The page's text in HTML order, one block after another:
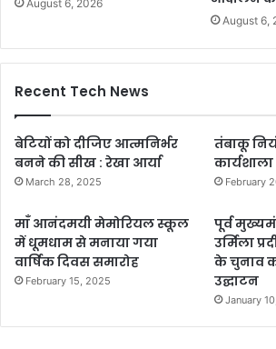
August 6, 2026
August 6,
Recent Tech News
बेटियों को दीजिए आत्मनिर्भर
बनने की सीख : रेखा आर्या
March 28, 2025
तंबाकू
February
माँ आनंदमयी मेमोरियल स्कूल
में धूमधाम से मनाया गया
वार्षिक दिवस समारोह
February 15, 2025
पूर्व
उर्मिला
के चुनाव
उद्घाटन
January